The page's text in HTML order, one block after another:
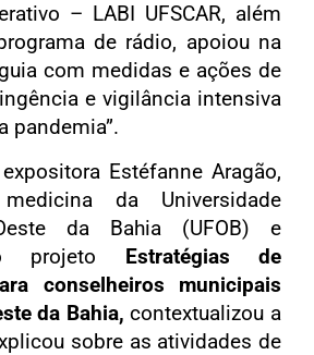
– LABI UFSCAR, além
de rádio, apoiou na
com medidas e ações de
e vigilância intensiva
pandemia”.
Estéfanne Aragão,
da Universidade
da Bahia (UFOB) e
projeto Estratégias de
conselheiros municipais
da Bahia,contextualizou a
sobre as atividades de